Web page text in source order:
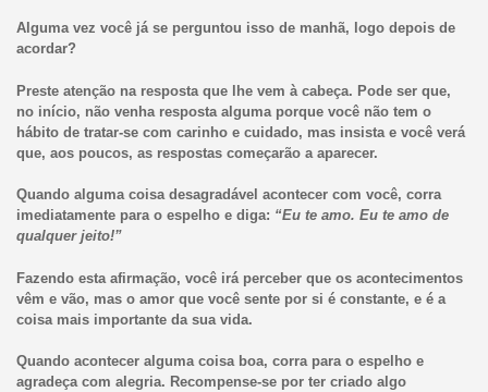
Alguma vez você já se perguntou isso de manhã, logo depois de
acordar?
Preste atenção na resposta que lhe vem à cabeça. Pode ser que,
no início, não venha resposta alguma porque você não tem o
hábito de tratar-se com carinho e cuidado, mas insista e você verá
que, aos poucos, as respostas começarão a aparecer.
Quando alguma coisa desagradável acontecer com você, corra
imediatamente para o espelho e diga: “Eu te amo. Eu te amo de
qualquer jeito!”
Fazendo esta afirmação, você irá perceber que os acontecimentos
vêm e vão, mas o amor que você sente por si é constante, e é a
coisa mais importante da sua vida.
Quando acontecer alguma coisa boa, corra para o espelho e
agradeça com alegria. Recompense-se por ter criado algo